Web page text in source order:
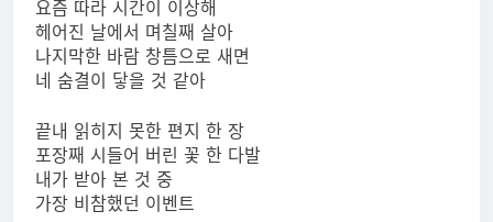
요즘 따라 시간이 이상해
헤어진 날에서 며칠째 살아
나지막한 바람 창틈으로 새면
네 숨결이 닿을 것 같아
끝내 읽히지 못한 편지 한 장
포장째 시들어 버린 꽃 한 다발
내가 받아 본 것 중
가장 비참했던 이벤트